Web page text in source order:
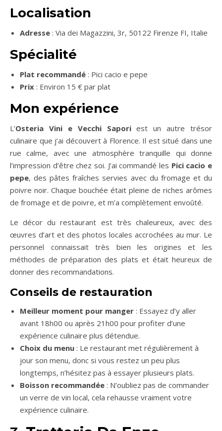
Localisation
Adresse : Via dei Magazzini, 3r, 50122 Firenze FI, Italie
Spécialité
Plat recommandé : Pici cacio e pepe
Prix : Environ 15 € par plat
Mon expérience
L’Osteria Vini e Vecchi Saporiest un autre trésor
culinaire que j’ai découvert à Florence. Il est situé dans une
rue calme, avec une atmosphère tranquille qui donne
l’impression d’être chez soi. J’ai commandé les Pici cacio e
pepe, des pâtes fraîches servies avec du fromage et du
poivre noir. Chaque bouchée était pleine de riches arômes
de fromage et de poivre, et m’a complètement envoûté.
Le décor du restaurant est très chaleureux, avec des
œuvres d’art et des photos locales accrochées au mur. Le
personnel connaissait très bien les origines et les
méthodes de préparation des plats et était heureux de
donner des recommandations.
Conseils de restauration
Meilleur moment pour manger : Essayez d’y aller
avant 18h00 ou après 21h00 pour profiter d’une
expérience culinaire plus détendue.
Choix du menu : Le restaurant met régulièrement à
jour son menu, donc si vous restez un peu plus
longtemps, n’hésitez pas à essayer plusieurs plats.
Boisson recommandée : N’oubliez pas de commander
un verre de vin local, cela rehausse vraiment votre
expérience culinaire.